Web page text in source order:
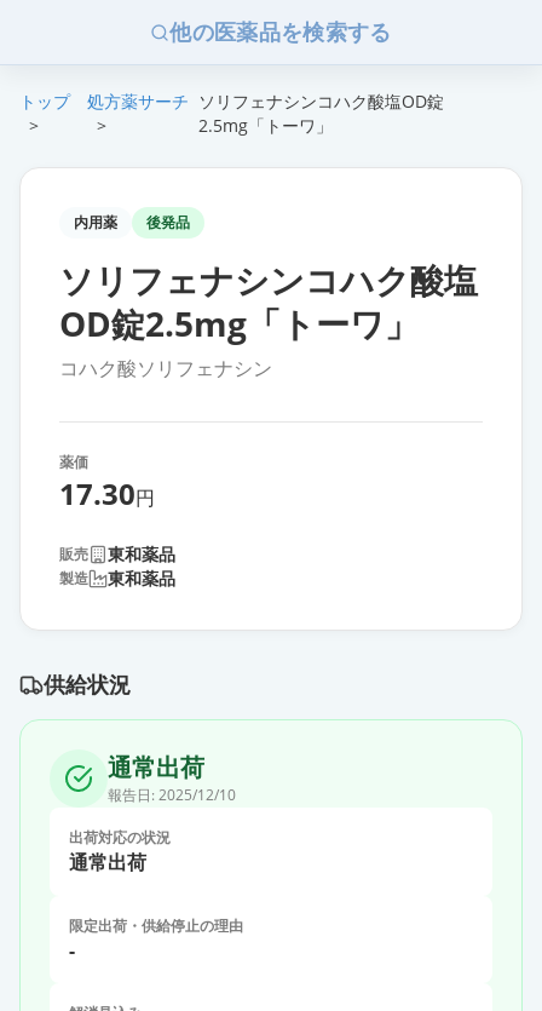
他の医薬品を検索する
トップ
>
処方薬サーチ
>
ソリフェナシンコハク酸塩OD錠
2.5mg「トーワ」
内用薬 後発品
ソリフェナシンコハク酸塩
OD錠2.5mg「トーワ」
コハク酸ソリフェナシン
薬価
17.30円
販売 東和薬品
製造 東和薬品
供給状況
通常出荷
報告日: 2025/12/10
出荷対応の状況
通常出荷
限定出荷・供給停止の理由
-